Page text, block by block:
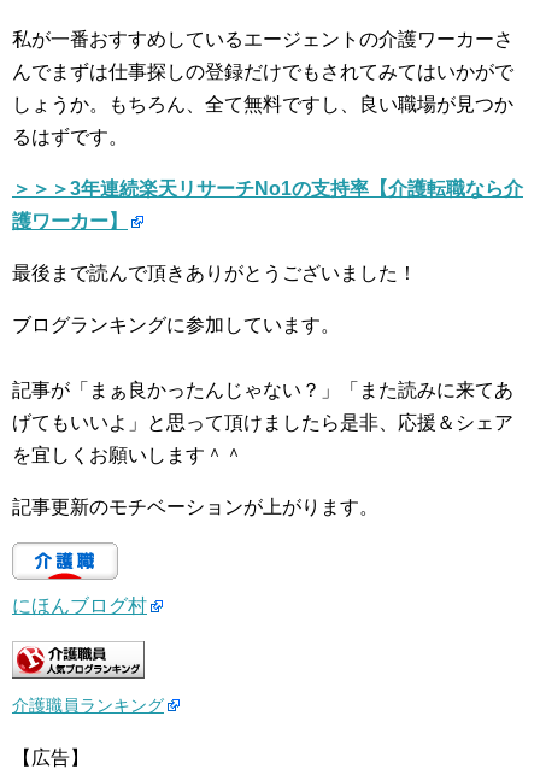
私が一番おすすめしているエージェントの介護ワーカーさ
んでまずは仕事探しの登録だけでもされてみてはいかがで
しょうか。もちろん、全て無料ですし、良い職場が見つか
るはずです。
＞＞＞3年連続楽天リサーチNo1の支持率【介護転職なら介
護ワーカー】
最後まで読んで頂きありがとうございました！
ブログランキングに参加しています。
記事が「まぁ良かったんじゃない？」「また読みに来てあ
げてもいいよ」と思って頂けましたら是非、応援＆シェア
を宜しくお願いします＾＾
記事更新のモチベーションが上がります。
にほんブログ村
介護職員ランキング
【広告】